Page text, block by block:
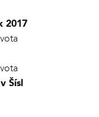
2017
Šísl